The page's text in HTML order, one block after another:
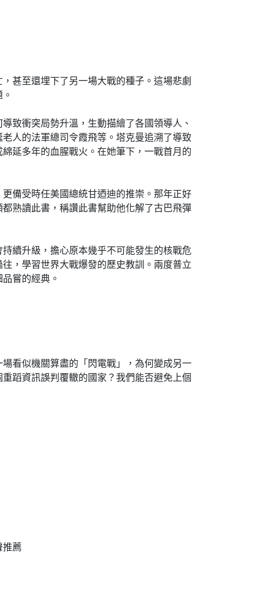
至還埋下了另一場大戰的種子。這場悲劇
衝突局勢升溫，生動描繪了各國領導人、
人的法軍總司令霞飛等。塔克曼追溯了導致
延多年的血腥戰火。在她筆下，一戰首月的
備受時任美國總統甘迺迪的推崇。那年正好
熟讀此書，稱讚此書幫助他化解了古巴飛彈
續升級，擔心原本幾乎不可能發生的核戰危
，學習世界大戰爆發的歷史教訓。兩度普立
嘗的經典。
似機關算盡的「閃電戰」，為何變成另一
蹈資訊誤判覆轍的國家？我們能否避免上個
薦